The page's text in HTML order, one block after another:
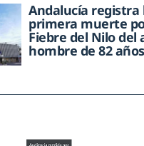
Andalucía registra
primera muerte
Fiebre del Nilo del
hombre de 82 años